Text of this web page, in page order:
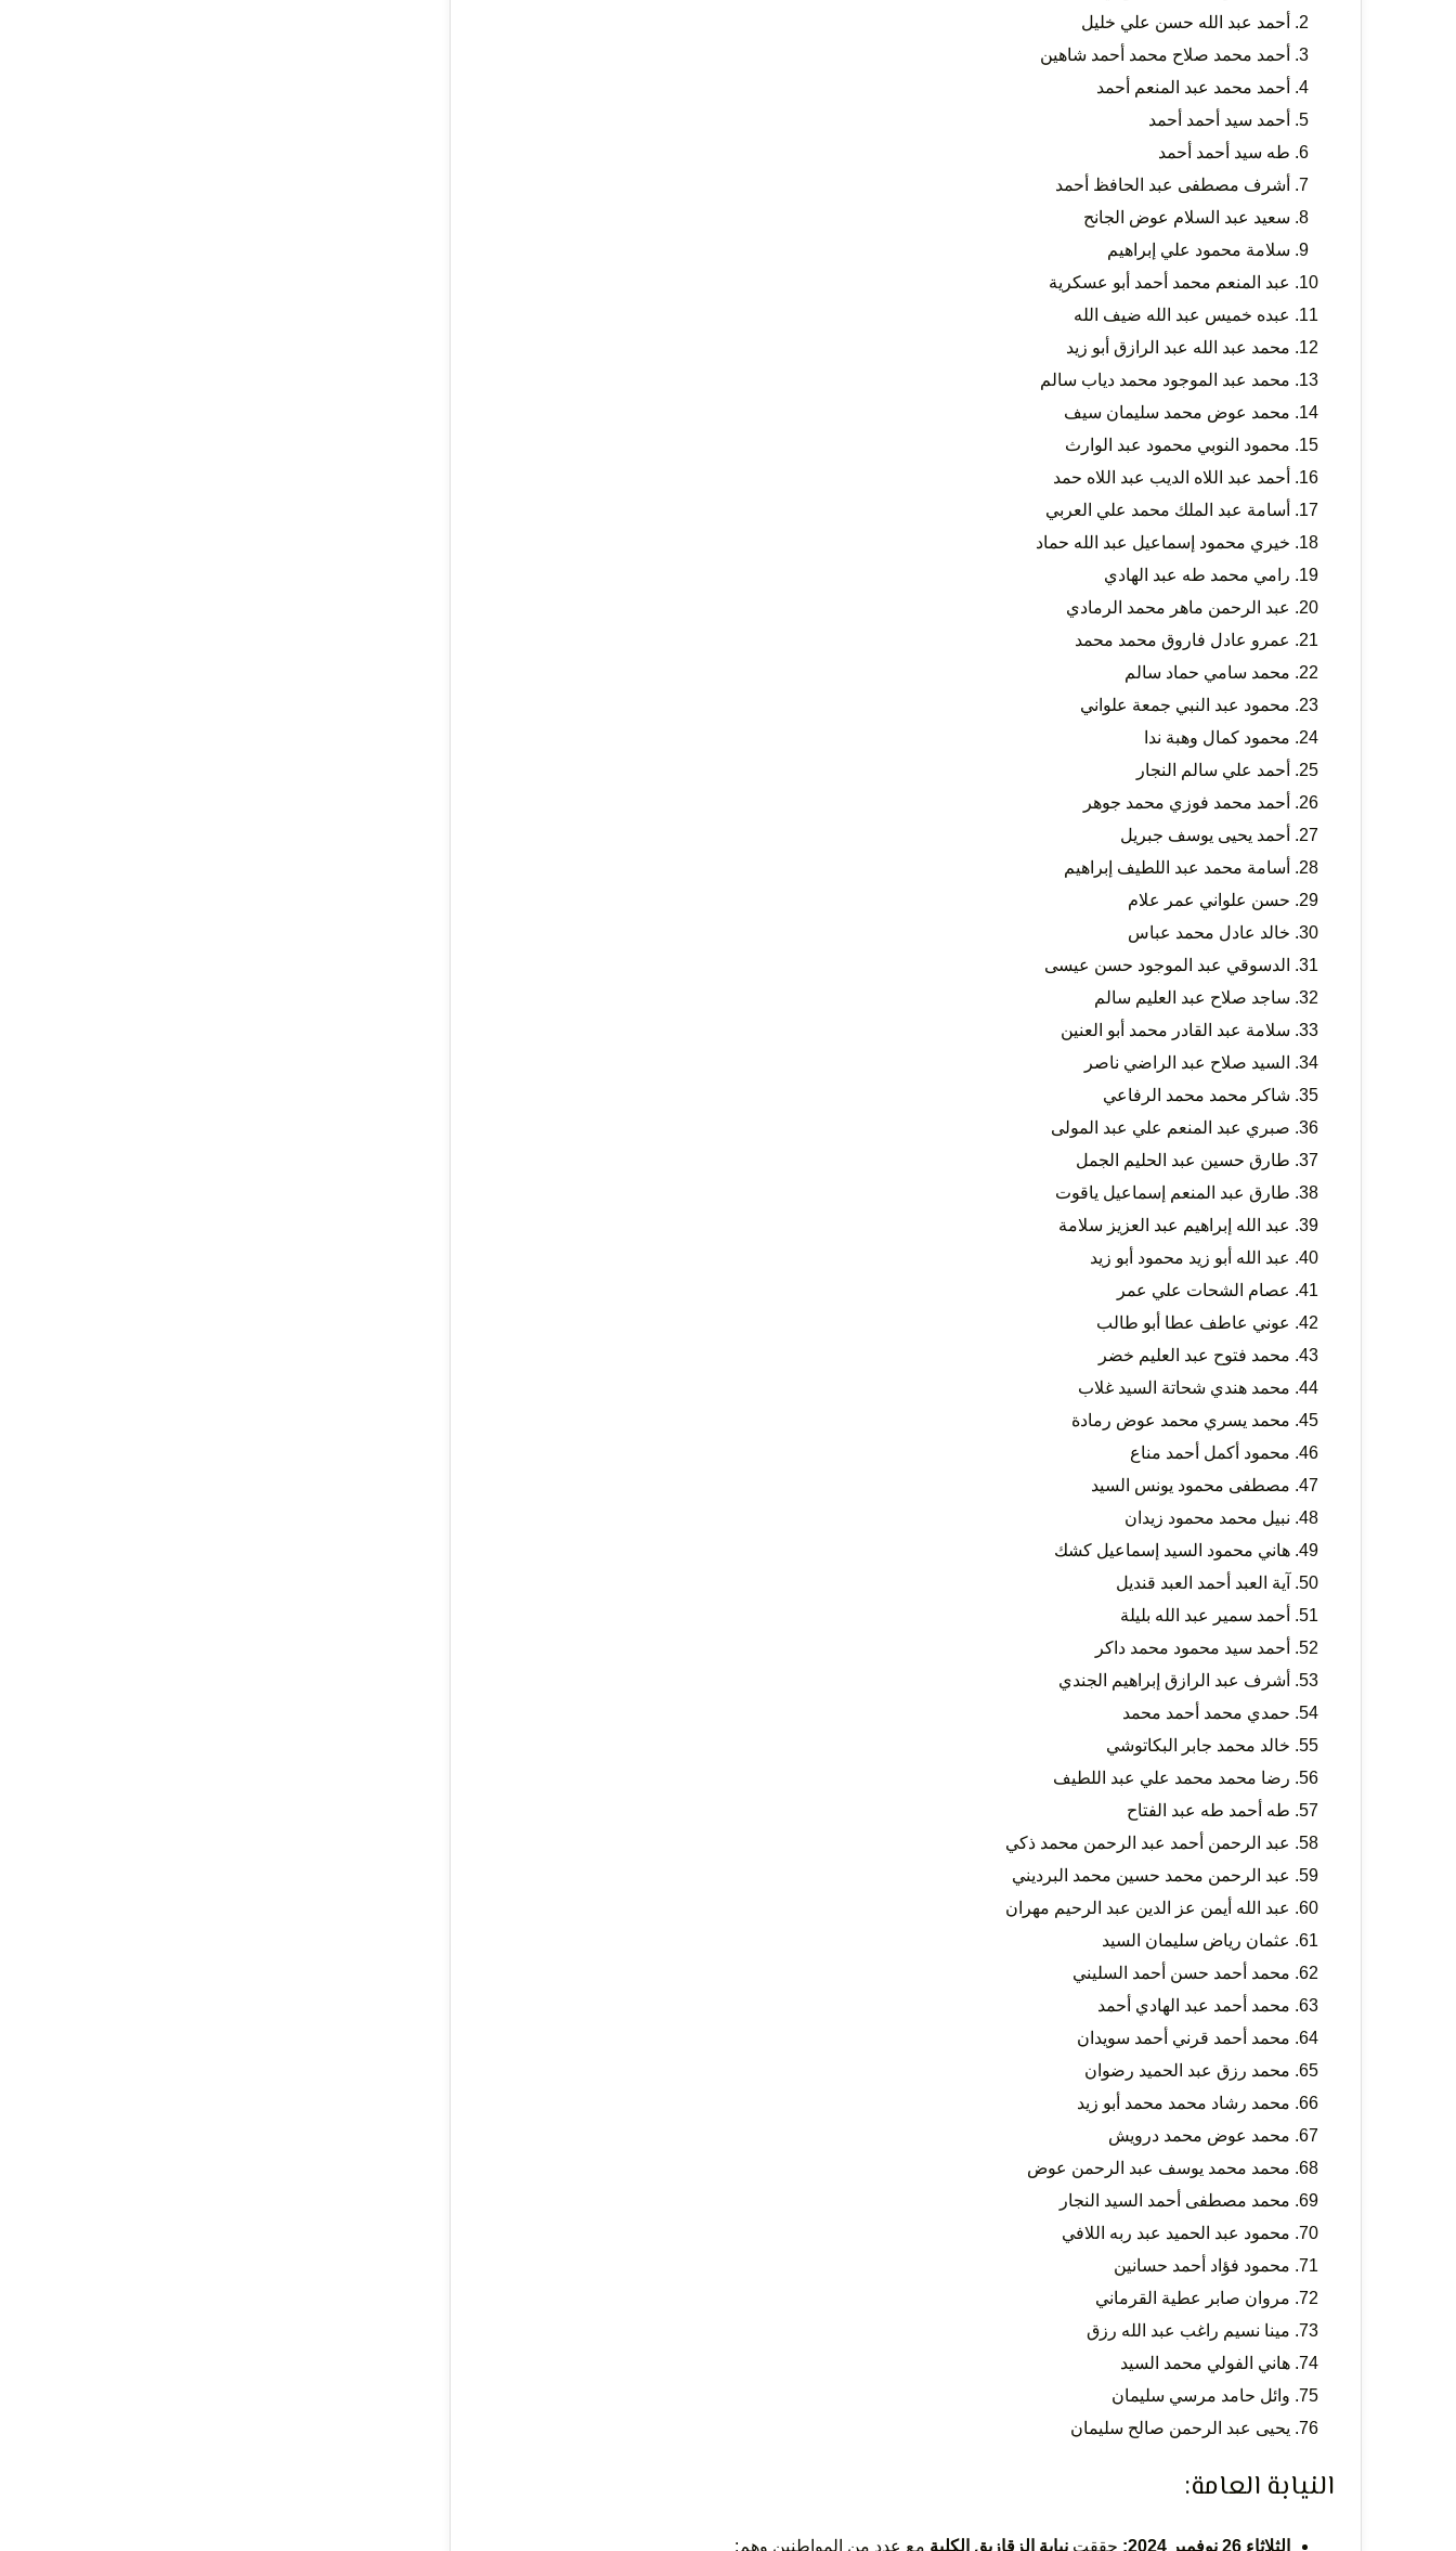
أحمد عبد الله حسن علي خليل
أحمد محمد صلاح محمد أحمد شاهين
أحمد محمد عبد المنعم أحمد
أحمد سيد أحمد أحمد
طه سيد أحمد أحمد
أشرف مصطفى عبد الحافظ أحمد
سعيد عبد السلام عوض الجانح
سلامة محمود علي إبراهيم
عبد المنعم محمد أحمد أبو عسكرية
عبده خميس عبد الله ضيف الله
محمد عبد الله عبد الرازق أبو زيد
محمد عبد الموجود محمد دياب سالم
محمد عوض محمد سليمان سيف
محمود النوبي محمود عبد الوارث
أحمد عبد اللاه الديب عبد اللاه حمد
أسامة عبد الملك محمد علي العربي
خيري محمود إسماعيل عبد الله حماد
رامي محمد طه عبد الهادي
عبد الرحمن ماهر محمد الرمادي
عمرو عادل فاروق محمد محمد
محمد سامي حماد سالم
محمود عبد النبي جمعة علواني
محمود كمال وهبة ندا
أحمد علي سالم النجار
أحمد محمد فوزي محمد جوهر
أحمد يحيى يوسف جبريل
أسامة محمد عبد اللطيف إبراهيم
حسن علواني عمر علام
خالد عادل محمد عباس
الدسوقي عبد الموجود حسن عيسى
ساجد صلاح عبد العليم سالم
سلامة عبد القادر محمد أبو العنين
السيد صلاح عبد الراضي ناصر
شاكر محمد محمد الرفاعي
صبري عبد المنعم علي عبد المولى
طارق حسين عبد الحليم الجمل
طارق عبد المنعم إسماعيل ياقوت
عبد الله إبراهيم عبد العزيز سلامة
عبد الله أبو زيد محمود أبو زيد
عصام الشحات علي عمر
عوني عاطف عطا أبو طالب
محمد فتوح عبد العليم خضر
محمد هندي شحاتة السيد غلاب
محمد يسري محمد عوض رمادة
محمود أكمل أحمد مناع
مصطفى محمود يونس السيد
نبيل محمد محمود زيدان
هاني محمود السيد إسماعيل كشك
آية العبد أحمد العبد قنديل
أحمد سمير عبد الله بليلة
أحمد سيد محمود محمد داكر
أشرف عبد الرازق إبراهيم الجندي
حمدي محمد أحمد محمد
خالد محمد جابر البكاتوشي
رضا محمد محمد علي عبد اللطيف
طه أحمد طه عبد الفتاح
عبد الرحمن أحمد عبد الرحمن محمد ذكي
عبد الرحمن محمد حسين محمد البرديني
عبد الله أيمن عز الدين عبد الرحيم مهران
عثمان رياض سليمان السيد
محمد أحمد حسن أحمد السليني
محمد أحمد عبد الهادي أحمد
محمد أحمد قرني أحمد سويدان
محمد رزق عبد الحميد رضوان
محمد رشاد محمد محمد أبو زيد
محمد عوض محمد درويش
محمد محمد يوسف عبد الرحمن عوض
محمد مصطفى أحمد السيد النجار
محمود عبد الحميد عبد ربه اللافي
محمود فؤاد أحمد حسانين
مروان صابر عطية القرماني
مينا نسيم راغب عبد الله رزق
هاني الفولي محمد السيد
وائل حامد مرسي سليمان
يحيى عبد الرحمن صالح سليمان
النيابة العامة:
الثلاثاء 26 نوفمبر 2024: حققت نيابة الزقازيق الكلية مع عدد من المواطنين وهم: